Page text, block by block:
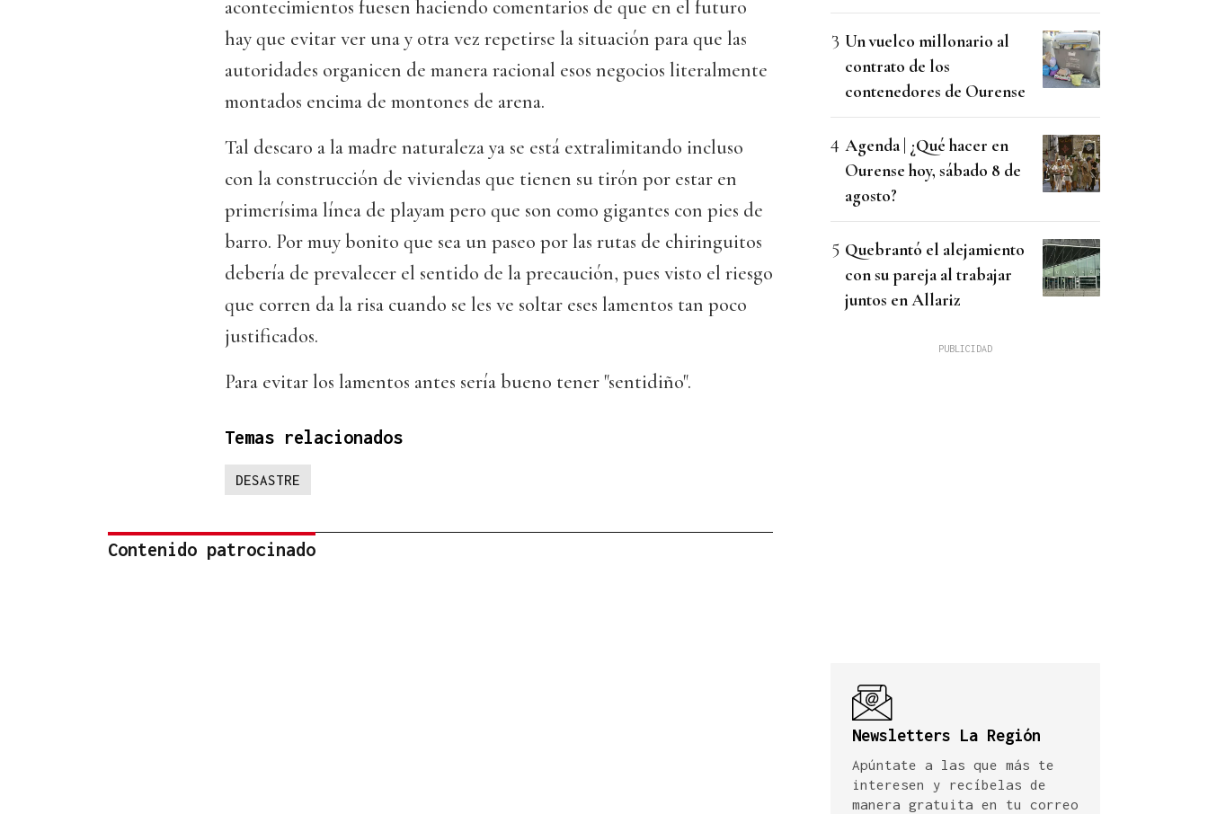
acontecimientos fuesen haciendo comentarios de que en el futuro
hay que evitar ver una y otra vez repetirse la situación para que las
autoridades organicen de manera racional esos negocios literalmente
montados encima de montones de arena.
Tal descaro a la madre naturaleza ya se está extralimitando incluso
con la construcción de viviendas que tienen su tirón por estar en
primerísima línea de playam pero que son como gigantes con pies de
barro. Por muy bonito que sea un paseo por las rutas de chiringuitos
debería de prevalecer el sentido de la precaución, pues visto el riesgo
que corren da la risa cuando se les ve soltar eses lamentos tan poco
justificados.
Para evitar los lamentos antes sería bueno tener "sentidiño".
Temas relacionados
DESASTRE
Contenido patrocinado
Un vuelco millonario al
contrato de los
contenedores de Ourense
Agenda | ¿Qué hacer en
Ourense hoy, sábado 8 de
agosto?
Quebrantó el alejamiento
con su pareja al trabajar
juntos en Allariz
Newsletters La Región
Apúntate a las que más te
interesen y recíbelas de
manera gratuita en tu correo